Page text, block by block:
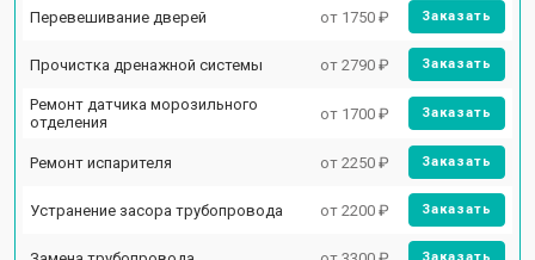
Перевешивание дверей от 1750 ₽ Заказать
Прочистка дренажной системы от 2790 ₽ Заказать
Ремонт датчика морозильного
отделения
от 1700 ₽ Заказать
Ремонт испарителя от 2250 ₽ Заказать
Устранение засора трубопровода от 2200 ₽ Заказать